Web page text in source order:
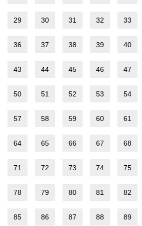
29 30 31 32 33
36 37 38 39 40
43 44 45 46 47
50 51 52 53 54
57 58 59 60 61
64 65 66 67 68
71 72 73 74 75
78 79 80 81 82
85 86 87 88 89